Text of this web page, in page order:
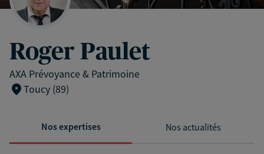
Roger Paulet
AXA Prévoyance & Patrimoine
Toucy (89)
Nos expertises Nos actualités